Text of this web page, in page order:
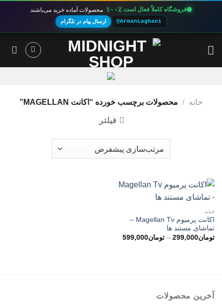
فروشگاه کاملاً فعال است ۱۰۰٪ محصولات آماده خرید می‌باشند
@ArmanLaghaei ارسال پیام در تلگرام
خانه / محصولات برچسب خورده “اکانت MAGELLAN”
فیلتر
فیلم
اکانت پرمیوم Magellan Tv –
تماشای مستند ها
تومان299,000
– تومان599,000محدوده
آخرین محصولات